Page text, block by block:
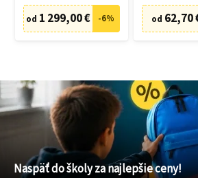
od 1 299,00 € -6% od 62,70
Naspäť do školy za najlepšie ceny!